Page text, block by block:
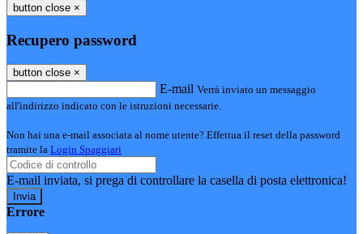
button close ×
Recupero password
button close ×
E-mail Verrà inviato un messaggio
all'indirizzo indicato con le istruzioni necessarie.
Non hai una e-mail associata al nome utente? Effettua il reset della password
tramite la Login Spaggiari
E-mail inviata, si prega di controllare la casella di posta elettronica!
Errore